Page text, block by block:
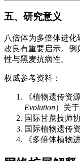
五、研究意义
八倍体为多倍体进
改良有重要启示。例
性与黑麦抗病性。
权威参考资料：
《植物遗传资
Evolution）关
国际甘蔗技师
国际植物遗传
《多倍体植物